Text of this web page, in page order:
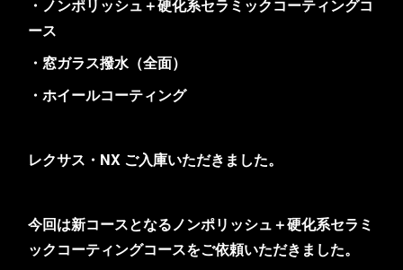
・ノンポリッシュ＋硬化系セラミックコーティングコ
ース
・窓ガラス撥水（全面）
・ホイールコーティング
レクサス・NX ご入庫いただきました。
今回は新コースとなるノンポリッシュ＋硬化系セラミ
ックコーティングコースをご依頼いただきました。